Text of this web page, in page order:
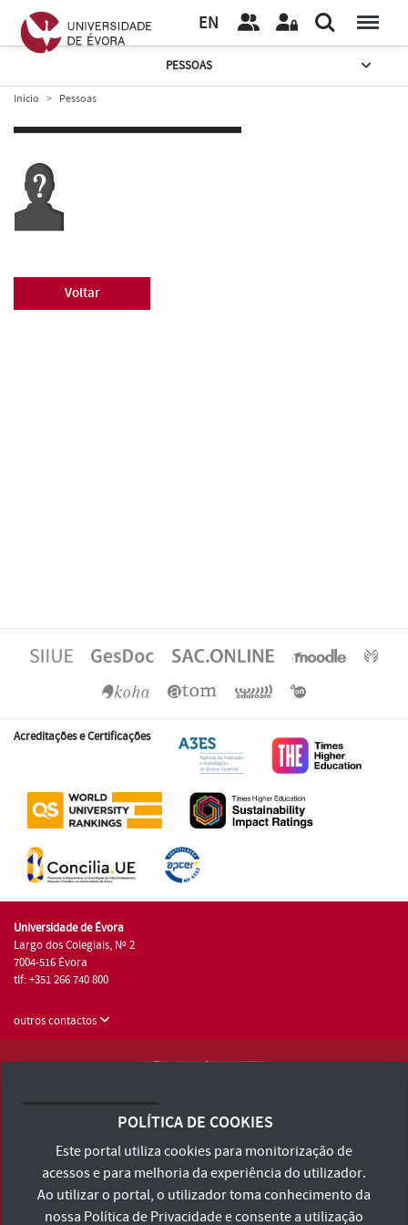
EN
PESSOAS
Início Pessoas
Voltar
Acreditações e Certificações
Universidade de Évora
Largo dos Colegiais, Nº 2
7004-516 Évora
tlf: +351 266 740 800
outros contactos
Consulte os Termos e Condições e Política de Privacidade
Declaração de Acessibilidade
POLÍTICA DE COOKIES
Este portal utiliza cookies para monitorização de
acessos e para melhoria da experiência do utilizador.
Ao utilizar o portal, o utilizador toma conhecimento da
nossa Política de Privacidadee consente a utilização